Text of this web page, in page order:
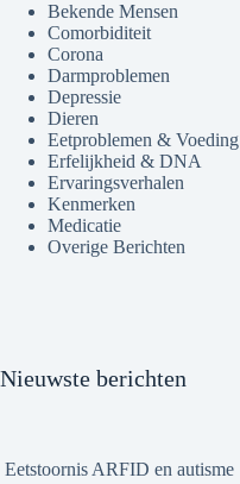
Bekende Mensen
Comorbiditeit
Corona
Darmproblemen
Depressie
Dieren
Eetproblemen & Voeding
Erfelijkheid & DNA
Ervaringsverhalen
Kenmerken
Medicatie
Overige Berichten
Nieuwste berichten
Eetstoornis ARFID en autisme